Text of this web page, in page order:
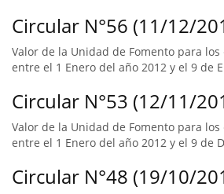
Circular N°56 (11/12/
Valor de la Unidad de Fomento para
entre el 1 Enero del año 2012 y el 9 de
Circular N°53 (12/11/
Valor de la Unidad de Fomento para
entre el 1 Enero del año 2012 y el 9 de
Circular N°48 (19/10/